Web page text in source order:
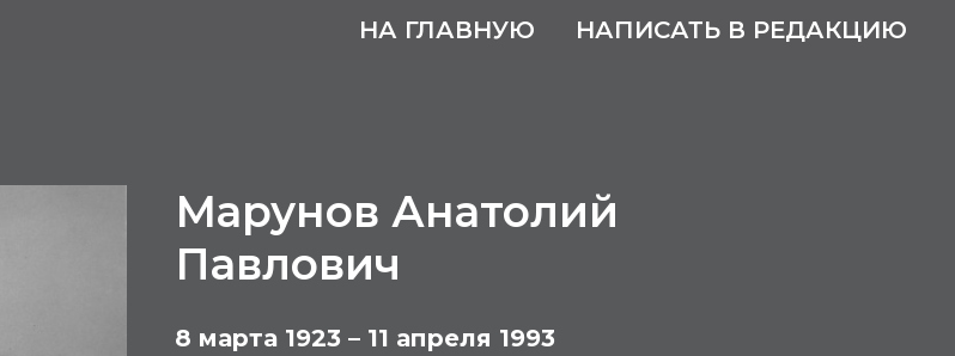
НА ГЛАВНУЮ НАПИСАТЬ В РЕДАКЦИЮ
Марунов Анатолий
Павлович
8 марта 1923 – 11 апреля 1993